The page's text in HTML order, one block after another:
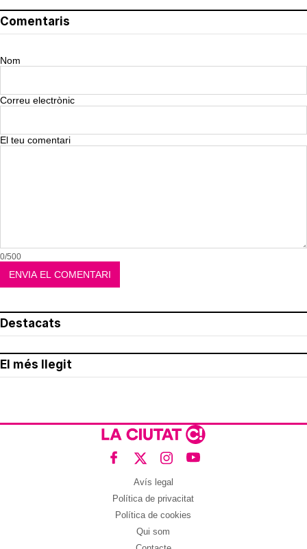
Comentaris
Nom
Correu electrònic
El teu comentari
0/500
Destacats
El més llegit
Avís legal
Política de privacitat
Política de cookies
Qui som